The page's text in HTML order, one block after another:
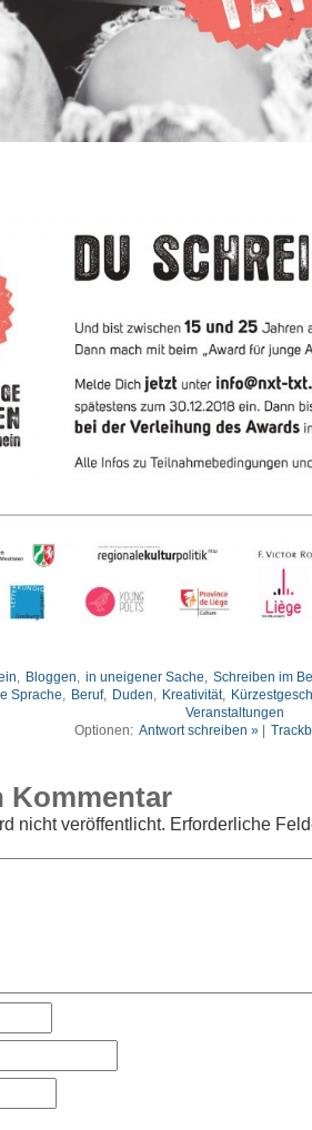
, Bloggen, in uneigener Sache, Schreiben im
Sprache, Beruf, Duden, Kreativität,
Veranstaltungen
Optionen: Antwort schreiben »|
Kommentar
nicht veröffentlicht. Erforderliche